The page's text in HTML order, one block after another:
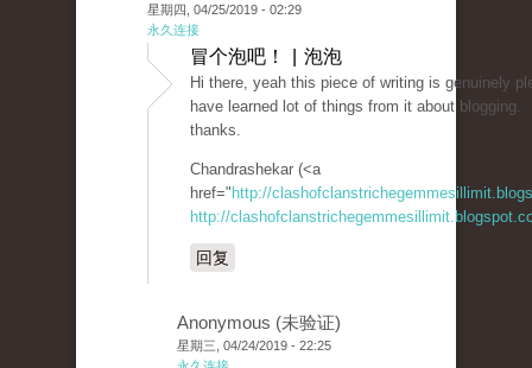
星期四, 04/25/2019 - 02:29
永久连接
冒个泡吧！ | 泡泡
Hi there, yeah this piece of writing is genuinely
have learned lot of things from it about blogging.
thanks.
Chandrashekar (<a
href=" http://
http://
回复
Anonymous (未验证)
星期三, 04/24/2019 - 22:25